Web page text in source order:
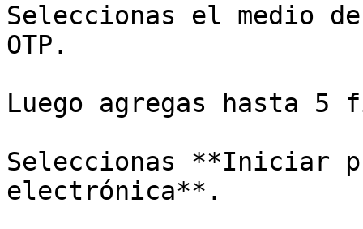
Seleccionas el medio
OTP.
Luego agregas hasta 5
Seleccionas **Iniciar
electrónica**.